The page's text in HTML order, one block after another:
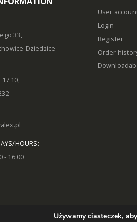
33,
Dziedzice
17 10,
HOURS:
- 16:00
User
Login
Register
Order
prawa zastrzeżoneUżywamy ciasteczek,